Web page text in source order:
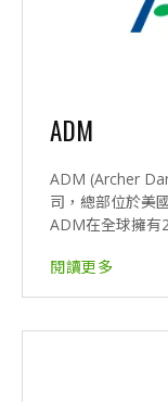
ADM
ADM (Archer
司，總部位於美
ADM在全球擁有
閱讀更多